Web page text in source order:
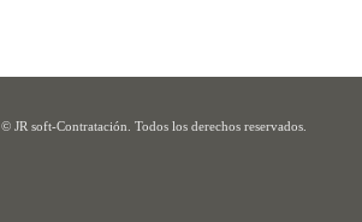
© JR soft-Contratación. Todos los derechos reservados.